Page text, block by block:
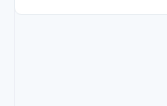
Mehr